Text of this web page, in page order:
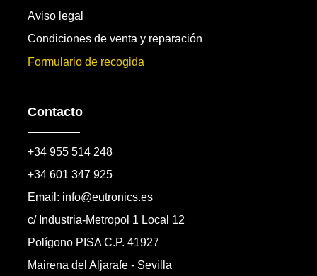
Aviso legal
Condiciones de venta y reparación
Formulario de recogida
Contacto
+34 955 514 248
+34 601 347 925
Email: info@eutronics.es
c/ Industria-Metropol 1 Local 12
Polígono PISA C.P. 41927
Mairena del Aljarafe - Sevilla